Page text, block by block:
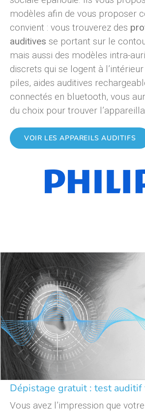
modèles afin de vous proposer
convient : vous trouverez des
auditives se portant sur le
mais aussi des modèles intra-
discrets qui se logent à
piles, aides auditives
connectés en bluetooth, vous
du choix pour trouver
VOIR LES APPAREILS AUDITIFS
Dépistage gratuit : test auditif
Vous avez l’impression que